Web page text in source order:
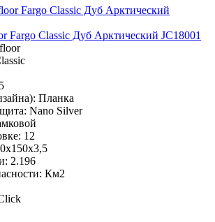
Classic Дуб Арктический JC18001
Планка
Nano Silver
12
2.196
Км2